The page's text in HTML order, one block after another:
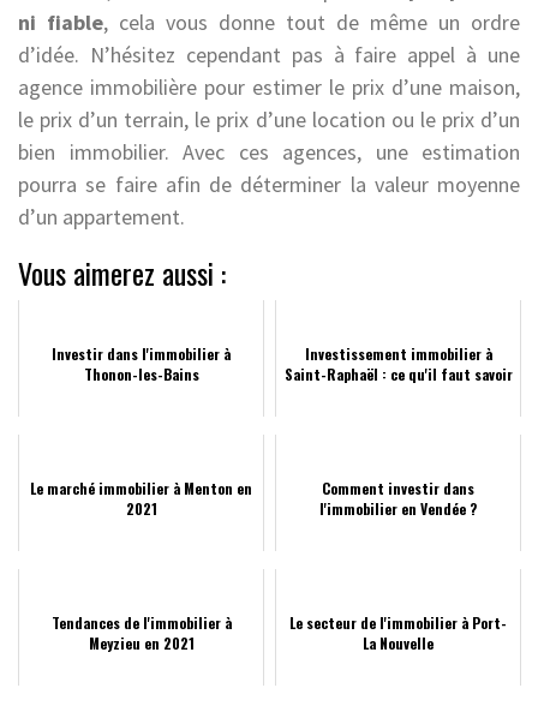
ni fiable, cela vous donne tout de même un ordre
d’idée. N’hésitez cependant pas à faire appel à une
agence immobilière pour estimer le prix d’une maison,
le prix d’un terrain, le prix d’une location ou le prix d’un
bien immobilier. Avec ces agences, une estimation
pourra se faire afin de déterminer la valeur moyenne
d’un appartement.
Vous aimerez aussi :
Investir dans l'immobilier à
Thonon-les-Bains
Investissement immobilier à
Saint-Raphaël : ce qu'il faut savoir
Le marché immobilier à Menton en
2021
Comment investir dans
l'immobilier en Vendée ?
Tendances de l'immobilier à
Meyzieu en 2021
Le secteur de l'immobilier à Port-
La Nouvelle